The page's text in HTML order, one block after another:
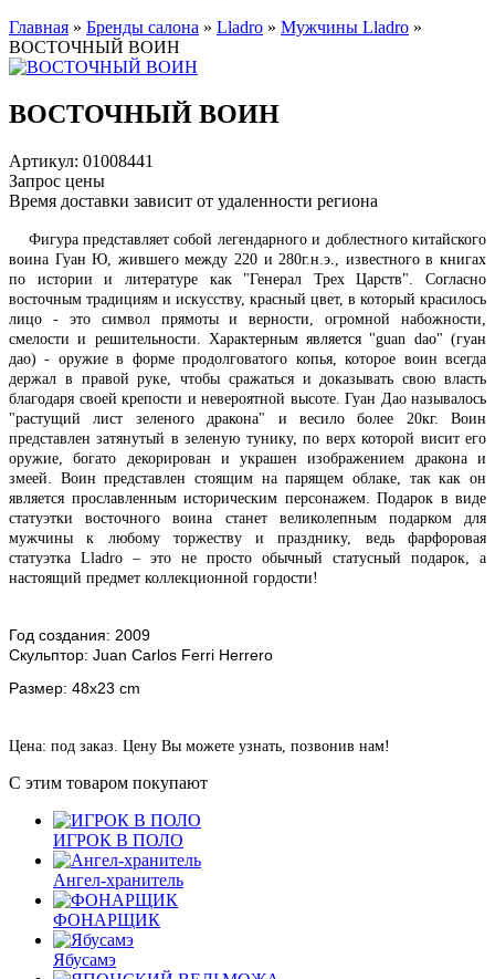
Главная » Бренды салона » Lladro » Мужчины Lladro »
ВОСТОЧНЫЙ ВОИН
ВОСТОЧНЫЙ ВОИН
Артикул: 01008441
Запрос цены
Время доставки зависит от удаленности региона
Фигура представляет собой легендарного и доблестного китайского
воина Гуан Ю, жившего между 220 и 280г.н.э., известного в книгах
по истории и литературе как "Генерал Трех Царств". Согласно
восточным традициям и искусству, красный цвет, в который красилось
лицо - это символ прямоты и верности, огромной набожности,
смелости и решительности. Характерным является "guan dao" (гуан
дао) - оружие в форме продолговатого копья, которое воин всегда
держал в правой руке, чтобы сражаться и доказывать свою власть
благодаря своей крепости и невероятной высоте. Гуан Дао называлось
"растущий лист зеленого дракона" и весило более 20кг. Воин
представлен затянутый в зеленую тунику, по верх которой висит его
оружие, богато декорирован и украшен изображением дракона и
змеей. Воин представлен стоящим на парящем облаке, так как он
является прославленным историческим персонажем. Подарок в виде
статуэтки восточного воина станет великолепным подарком для
мужчины к любому торжеству и празднику, ведь фарфоровая
статуэтка Lladro – это не просто обычный статусный подарок, а
настоящий предмет коллекционной гордости!
Год создания: 2009
Скульптор: Juan Carlos Ferri Herrero
Размер: 48x23 cm
Цена: под заказ. Цену Вы можете узнать, позвонив нам!
С этим товаром покупают
ИГРОК В ПОЛО
Ангел-хранитель
ФОНАРЩИК
Ябусамэ